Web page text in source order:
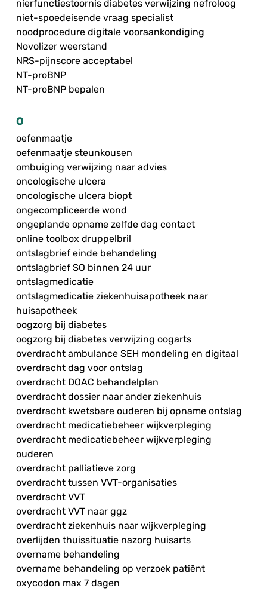
nierfunctiestoornis diabetes verwijzing nefroloog
niet-spoedeisende vraag specialist
noodprocedure digitale vooraankondiging
Novolizer weerstand
NRS-pijnscore acceptabel
NT-proBNP
NT-proBNP bepalen
O
oefenmaatje
oefenmaatje steunkousen
ombuiging verwijzing naar advies
oncologische ulcera
oncologische ulcera biopt
ongecompliceerde wond
ongeplande opname zelfde dag contact
online toolbox druppelbril
ontslagbrief einde behandeling
ontslagbrief SO binnen 24 uur
ontslagmedicatie
ontslagmedicatie ziekenhuisapotheek naar
huisapotheek
oogzorg bij diabetes
oogzorg bij diabetes verwijzing oogarts
overdracht ambulance SEH mondeling en digitaal
overdracht dag voor ontslag
overdracht DOAC behandelplan
overdracht dossier naar ander ziekenhuis
overdracht kwetsbare ouderen bij opname ontslag
overdracht medicatiebeheer wijkverpleging
overdracht medicatiebeheer wijkverpleging
ouderen
overdracht palliatieve zorg
overdracht tussen VVT-organisaties
overdracht VVT
overdracht VVT naar ggz
overdracht ziekenhuis naar wijkverpleging
overlijden thuissituatie nazorg huisarts
overname behandeling
overname behandeling op verzoek patiënt
oxycodon max 7 dagen